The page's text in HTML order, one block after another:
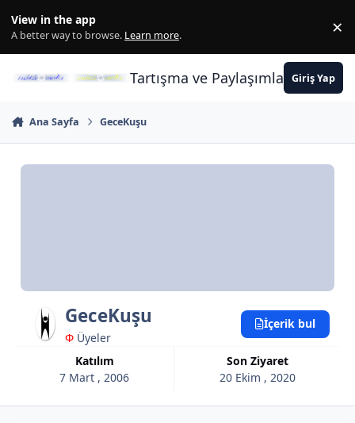
View in the app
A better way to browse. Learn more. ×
Tartışma ve PaylaşımlarınGiriş Yap
Ana Sayfa GeceKuşu
GeceKuşu
Φ Üyeler
Katılım
7 Mart , 2006
Son Ziyaret
20 Ekim , 2020
İçerik bul